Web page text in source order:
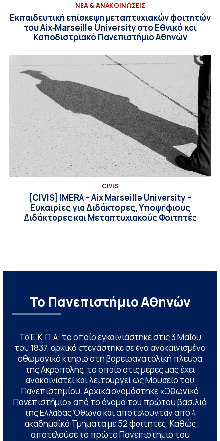
ΝΕΑ & ΑΝΑΚΟΙΝΩΣΕΙΣ
Εκπαιδευτική επίσκεψη μεταπτυχιακών φοιτητών
του Aix‑Marseille University στο Εθνικό και
Καποδιστριακό Πανεπιστήμιο Αθηνών
CIVIS
[CIVIS] IMERA – Aix Marseille University –
Ευκαιρίες για Διδάκτορες, Υποψήφιους
Διδάκτορες και Μεταπτυχιακούς Φοιτητές
Το Πανεπιστήμιο Αθηνών
Το Ε.Κ.Π.Α. το οποίο εγκαινιάστηκε στις 3 Μαΐου
του 1837, αρχικά στεγάστηκε σε ένα ανακαινισμένο
οθωμανικό κτήριο στη βορειοανατολική πλευρά
της Ακρόπολης, το οποίο στις μέρες μας έχει
ανακαινιστεί και λειτουργεί ως Μουσείο του
Πανεπιστημίου. Αρχικά ονομάστηκε «Οθωνικό
Πανεπιστήμιο» από το όνομα του πρώτου βασιλιά
της Ελλάδας Όθωνα και αποτελούνταν από 4
ακαδημαϊκά Τμήματα με 52 φοιτητές. Καθώς
αποτελούσε το πρώτο Πανεπιστήμιο του